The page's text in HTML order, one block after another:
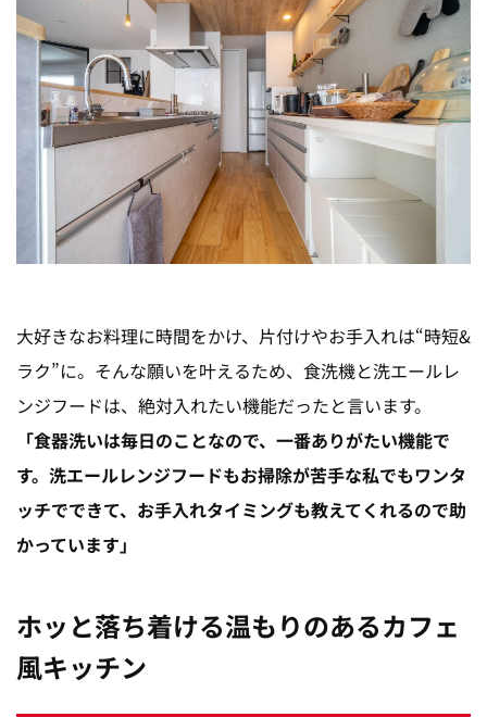
大好きなお料理に時間をかけ、片付けやお手入れは“時短&
ラク”に。そんな願いを叶えるため、食洗機と洗エールレ
ンジフードは、絶対入れたい機能だったと言います。
「食器洗いは毎日のことなので、一番ありがたい機能で
す。洗エールレンジフードもお掃除が苦手な私でもワンタ
ッチでできて、お手入れタイミングも教えてくれるので助
かっています」
ホッと落ち着ける温もりのあるカフェ
風キッチン